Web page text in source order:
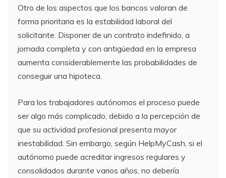
Otro de los aspectos que los bancos valoran de
forma prioritaria es la estabilidad laboral del
solicitante. Disponer de un contrato indefinido, a
jornada completa y con antigüedad en la empresa
aumenta considerablemente las probabilidades de
conseguir una hipoteca.
Para los trabajadores autónomos el proceso puede
ser algo más complicado, debido a la percepción de
que su actividad profesional presenta mayor
inestabilidad. Sin embargo, según HelpMyCash, si el
autónomo puede acreditar ingresos regulares y
consolidados durante varios años, no debería